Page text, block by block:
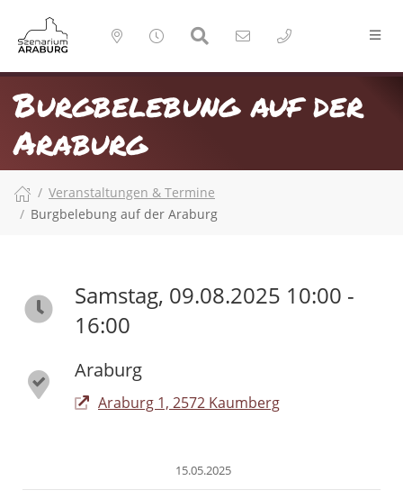
Burgbelebung auf der
Araburg
Veranstaltungen & Termine
Burgbelebung auf der Araburg
Samstag, 09.08.2025 10:00 -
16:00
Araburg
Araburg 1, 2572 Kaumberg
15.05.2025